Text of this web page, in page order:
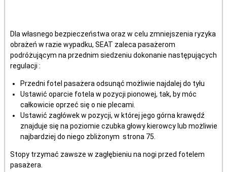
Dla własnego bezpieczeństwa oraz w celu zmniejszenia ryzyka
obrażeń w razie wypadku, SEAT zaleca pasażerom
podróżującym na przednim siedzeniu dokonanie następujących
regulacji :
Przedni fotel pasażera odsunąć możliwie najdalej do tyłu
Ustawić oparcie fotela w pozycji pionowej, tak, by móc
całkowicie oprzeć się o nie plecami.
Ustawić zagłówek w pozycji, w której jego górna krawędź
znajduje się na poziomie czubka głowy kierowcy lub możliwie
najbardziej do niego zbliżonym strona 75.
Stopy trzymać zawsze w zagłębieniu na nogi przed fotelem
pasażera.